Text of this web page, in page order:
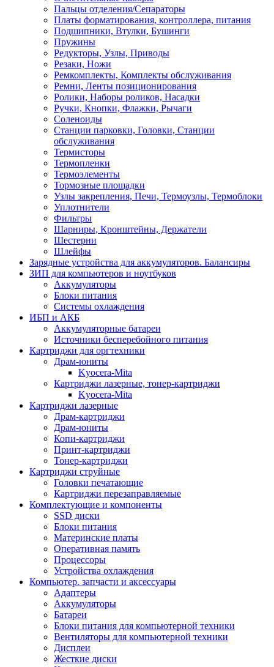
Пальцы отделения/Сепараторы
Платы форматирования, контроллера, питания
Подшипники, Втулки, Бушинги
Пружины
Редукторы, Узлы, Приводы
Резаки, Ножи
Ремкомплекты, Комплекты обслуживания
Ремни, Ленты позиционирования
Ролики, Наборы роликов, Насадки
Ручки, Кнопки, Флажки, Рычаги
Соленоиды
Станции парковки, Головки, Станции
обслуживания
Термисторы
Термопленки
Термоэлементы
Тормозные площадки
Узлы закрепления, Печи, Термоузлы, Термоблоки
Уплотнители
Фильтры
Шарниры, Кронштейны, Держатели
Шестерни
Шлейфы
Зарядные устройства для аккумуляторов. Балансиры
ЗИП для компьютеров и ноутбуков
Аккумуляторы
Блоки питания
Системы охлаждения
ИБП и АКБ
Аккумуляторные батареи
Источники бесперебойного питания
Картриджи для оргтехники
Драм-юниты
Kyocera-Mita
Картриджи лазерные, тонер-картриджи
Kyocera-Mita
Картриджи лазерные
Драм-картриджи
Драм-юниты
Копи-картриджи
Принт-картриджи
Тонер-картриджи
Картриджи струйные
Головки печатающие
Картриджи перезаправляемые
Комплектующие и компоненты
SSD диски
Блоки питания
Материнские платы
Оперативная память
Процессоры
Устройства охлаждения
Компьютер. запчасти и аксессуары
Адаптеры
Аккумуляторы
Батареи
Блоки питания для компьютерной техники
Вентиляторы для компьютерной техники
Дисплеи
Жесткие диски